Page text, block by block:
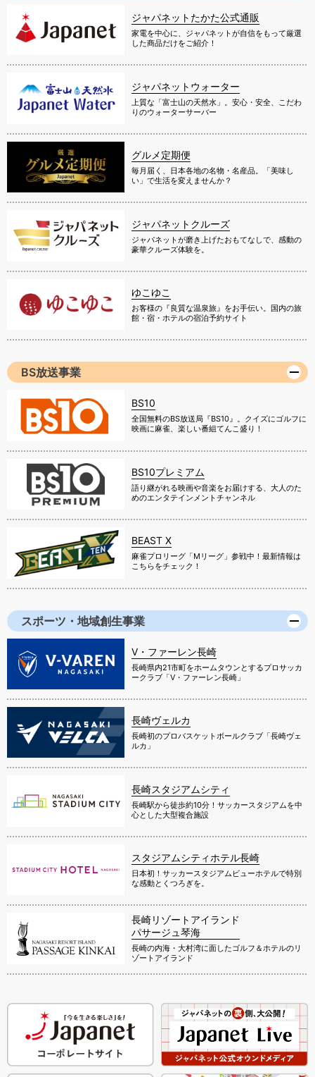
ジャパネットたかた公式通販
家電を中心に、ジャパネットが自信をもって厳選
した商品だけをご紹介！
ジャパネットウォーター
上質な「富士山の天然水」。安心・安全、こだわ
りのウォーターサーバー
グルメ定期便
毎月届く、日本各地の名物・名産品。「美味し
い」で生活を変えませんか？
ジャパネットクルーズ
ジャパネットが磨き上げたおもてなしで、感動の
豪華クルーズ体験を。
ゆこゆこ
お客様の『良質な温泉旅』をお手伝い。国内の旅
館・宿・ホテルの宿泊予約サイト
BS放送事業
BS10
全国無料のBS放送局『BS10』。クイズにゴルフに
映画に麻雀、楽しい番組てんこ盛り！
BS10プレミアム
語り継がれる映画や音楽をお届けする、大人のた
めのエンタテインメントチャンネル
BEAST X
麻雀プロリーグ「Mリーグ」参戦中！最新情報は
こちらをチェック！
スポーツ・地域創生事業
V・ファーレン長崎
長崎県内21市町をホームタウンとするプロサッカ
ークラブ「V・ファーレン長崎」
長崎ヴェルカ
長崎初のプロバスケットボールクラブ「長崎ヴェ
ルカ」
長崎スタジアムシティ
長崎駅から徒歩約10分！サッカースタジアムを中
心とした大型複合施設
スタジアムシティホテル長崎
日本初！サッカースタジアムビューホテルで特別
な感動とくつろぎを。
長崎リゾートアイランド
パサージュ琴海
長崎の内海・大村湾に面したゴルフ＆ホテルのリ
ゾートアイランド